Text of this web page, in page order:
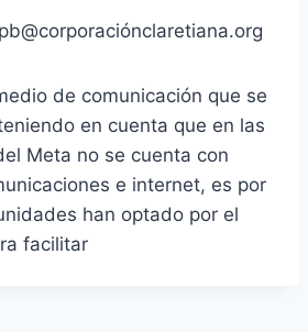
de comunicación que se
en cuenta que en las
Meta no se cuenta con
e internet, es por
han optado por el
facilitar